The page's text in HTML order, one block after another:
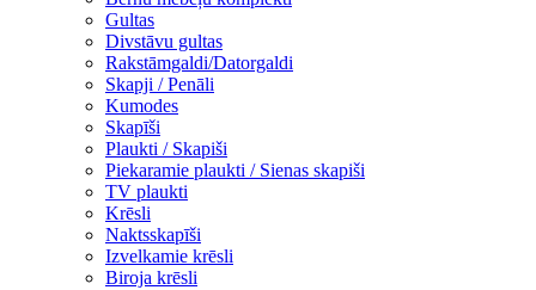
Gultas
Divstāvu gultas
Rakstāmgaldi/Datorgaldi
Skapji / Penāli
Kumodes
Skapīši
Plaukti / Skapiši
Piekaramie plaukti / Sienas skapiši
TV plaukti
Krēsli
Naktsskapīši
Izvelkamie krēsli
Biroja krēsli